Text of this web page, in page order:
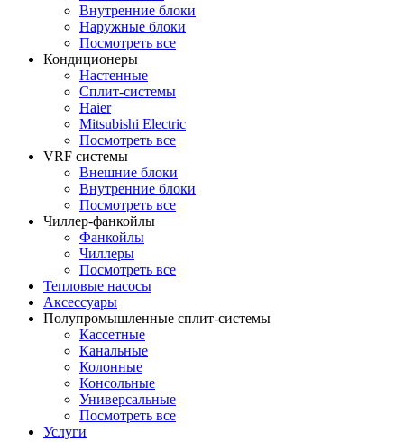
Внутренние блоки
Наружные блоки
Посмотреть все
Кондиционеры
Настенные
Сплит-системы
Haier
Mitsubishi Electric
Посмотреть все
VRF системы
Внешние блоки
Внутренние блоки
Посмотреть все
Чиллер-фанкойлы
Фанкойлы
Чиллеры
Посмотреть все
Тепловые насосы
Аксессуары
Полупромышленные сплит-системы
Кассетные
Канальные
Колонные
Консольные
Универсальные
Посмотреть все
Услуги